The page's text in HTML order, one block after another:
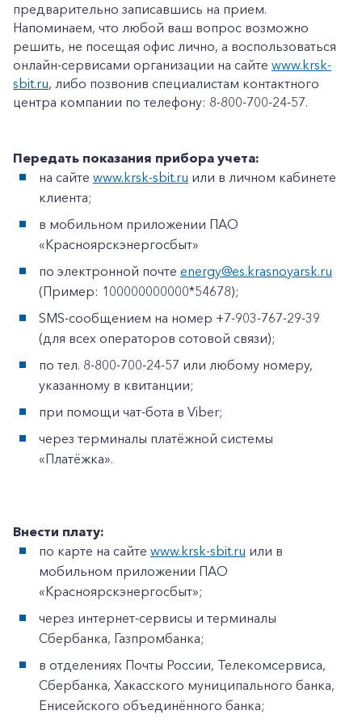
предварительно записавшись на прием.
Напоминаем, что любой ваш вопрос возможно
решить, не посещая офис лично, а воспользоваться
онлайн-сервисами организации на сайте www.krsk-
sbit.ru, либо позвонив специалистам контактного
центра компании по телефону: 8-800-700-24-57.
Передать показания прибора учета:
на сайте www.krsk-sbit.ru или в личном кабинете
клиента;
в мобильном приложении ПАО
«Красноярскэнергосбыт»
по электронной почте energy@es.krasnoyarsk.ru
(Пример: 100000000000*54678);
SMS-сообщением на номер +7-903-767-29-39
(для всех операторов сотовой связи);
по тел. 8-800-700-24-57 или любому номеру,
указанному в квитанции;
при помощи чат-бота в Viber;
через терминалы платёжной системы
«Платёжка».
Внести плату:
по карте на сайте www.krsk-sbit.ru или в
мобильном приложении ПАО
«Красноярскэнергосбыт»;
через интернет-сервисы и терминалы
Сбербанка, Газпромбанка;
в отделениях Почты России, Телекомсервиса,
Сбербанка, Хакасского муниципального банка,
Енисейского объединённого банка;